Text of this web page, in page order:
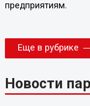
предприятиям.
Еще в рубрике
Новости